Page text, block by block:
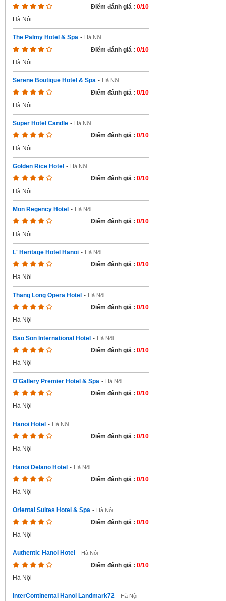
Điểm đánh giá : 0/10
Hà Nội
The Palmy Hotel & Spa - Hà Nội
Điểm đánh giá : 0/10
Hà Nội
Serene Boutique Hotel & Spa - Hà Nội
Điểm đánh giá : 0/10
Hà Nội
Super Hotel Candle - Hà Nội
Điểm đánh giá : 0/10
Hà Nội
Golden Rice Hotel - Hà Nội
Điểm đánh giá : 0/10
Hà Nội
Mon Regency Hotel - Hà Nội
Điểm đánh giá : 0/10
Hà Nội
L' Heritage Hotel Hanoi - Hà Nội
Điểm đánh giá : 0/10
Hà Nội
Thang Long Opera Hotel - Hà Nội
Điểm đánh giá : 0/10
Hà Nội
Bao Son International Hotel - Hà Nội
Điểm đánh giá : 0/10
Hà Nội
O'Gallery Premier Hotel & Spa - Hà Nội
Điểm đánh giá : 0/10
Hà Nội
Hanoi Hotel - Hà Nội
Điểm đánh giá : 0/10
Hà Nội
Hanoi Delano Hotel - Hà Nội
Điểm đánh giá : 0/10
Hà Nội
Oriental Suites Hotel & Spa - Hà Nội
Điểm đánh giá : 0/10
Hà Nội
Authentic Hanoi Hotel - Hà Nội
Điểm đánh giá : 0/10
Hà Nội
InterContinental Hanoi Landmark72 - Hà Nội